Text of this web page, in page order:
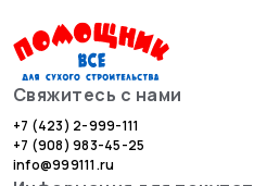
Свяжитесь с нами
+7 (423) 2-999-111
+7 (908) 983-45-25
info@999111.ru